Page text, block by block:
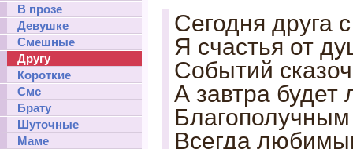
В прозе
Девушке
Смешные
Другу
Короткие
Смс
Брату
Шуточные
Маме
Сегодня друга
Я счастья от
Событий
А завтра
Всегда